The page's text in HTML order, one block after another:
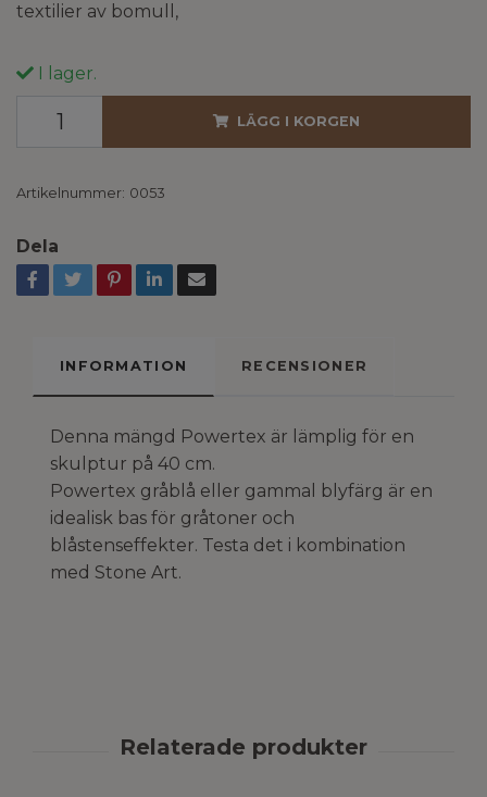
textilier av bomull,
I lager.
LÄGG I KORGEN
Artikelnummer: 0053
Dela
INFORMATION RECENSIONER
Denna mängd Powertex är lämplig för en
skulptur på 40 cm.
Powertex gråblå eller gammal blyfärg är en
idealisk bas för gråtoner och
blåstenseffekter. Testa det i kombination
med Stone Art.